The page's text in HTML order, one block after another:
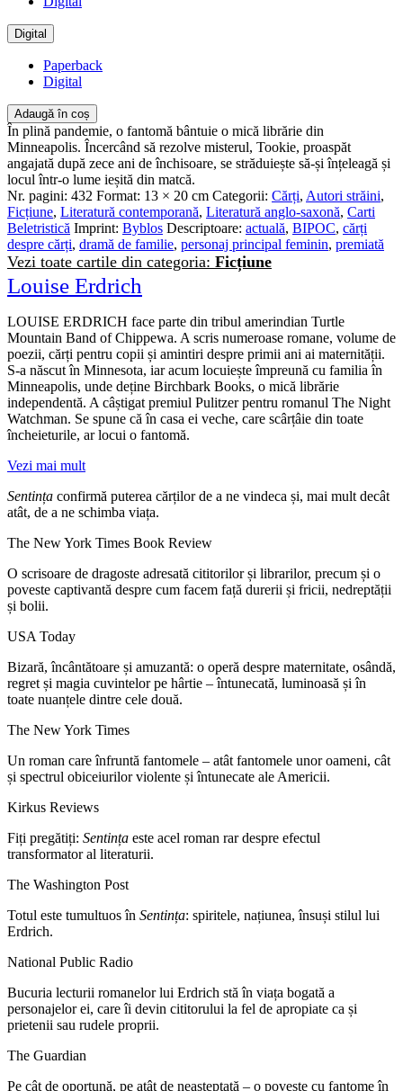
Digital
Paperback
Digital
Adaugă în coș
În plină pandemie, o fantomă bântuie o mică librărie din
Minneapolis. Încercând să rezolve misterul, Tookie, proaspăt
angajată după zece ani de închisoare, se străduiește să-și înțeleagă și
locul într-o lume ieșită din matcă.
Nr. pagini: 432 Format: 13 × 20 cm Categorii: Cărți, Autori străini,
Ficțiune, Literatură contemporană, Literatură anglo-saxonă, Carti
Beletristică Imprint: Byblos Descriptoare: actuală, BIPOC, cărți
despre cărți, dramă de familie, personaj principal feminin, premiată
Vezi toate cartile din categoria: Ficțiune
Louise Erdrich
LOUISE ERDRICH face parte din tribul amerindian Turtle
Mountain Band of Chippewa. A scris numeroase romane, volume de
poezii, cărți pentru copii și amintiri despre primii ani ai maternității.
S-a născut în Minnesota, iar acum locuiește împreună cu familia în
Minneapolis, unde deține Birchbark Books, o mică librărie
independentă. A câștigat premiul Pulitzer pentru romanul The Night
Watchman. Se spune că în casa ei veche, care scârțâie din toate
încheieturile, ar locui o fantomă.
Vezi mai mult
Sentința confirmă puterea cărților de a ne vindeca și, mai mult decât
atât, de a ne schimba viața.
The New York Times Book Review
O scrisoare de dragoste adresată cititorilor și librarilor, precum și o
poveste captivantă despre cum facem față durerii și fricii, nedreptății
și bolii.
USA Today
Bizară, încântătoare și amuzantă: o operă despre maternitate, osândă,
regret și magia cuvintelor pe hârtie – întunecată, luminoasă și în
toate nuanțele dintre cele două.
The New York Times
Un roman care înfruntă fantomele – atât fantomele unor oameni, cât
și spectrul obiceiurilor violente și întunecate ale Americii.
Kirkus Reviews
Fiți pregătiți: Sentința este acel roman rar despre efectul
transformator al literaturii.
The Washington Post
Totul este tumultuos în Sentința: spiritele, națiunea, însuși stilul lui
Erdrich.
National Public Radio
Bucuria lecturii romanelor lui Erdrich stă în viața bogată a
personajelor ei, care îi devin cititorului la fel de apropiate ca și
prietenii sau rudele proprii.
The Guardian
Pe cât de oportună, pe atât de neașteptată – o poveste cu fantome în